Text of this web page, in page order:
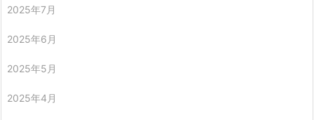
2025年7月
2025年6月
2025年5月
2025年4月